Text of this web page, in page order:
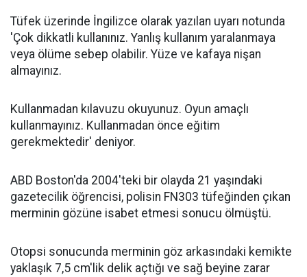
Tüfek üzerinde İngilizce olarak yazılan uyarı notunda
'Çok dikkatli kullanınız. Yanlış kullanım yaralanmaya
veya ölüme sebep olabilir. Yüze ve kafaya nişan
almayınız.
Kullanmadan kılavuzu okuyunuz. Oyun amaçlı
kullanmayınız. Kullanmadan önce eğitim
gerekmektedir' deniyor.
ABD Boston'da 2004'teki bir olayda 21 yaşındaki
gazetecilik öğrencisi, polisin FN303 tüfeğinden çıkan
merminin gözüne isabet etmesi sonucu ölmüştü.
Otopsi sonucunda merminin göz arkasındaki kemikte
yaklaşık 7,5 cm'lik delik açtığı ve sağ beyine zarar